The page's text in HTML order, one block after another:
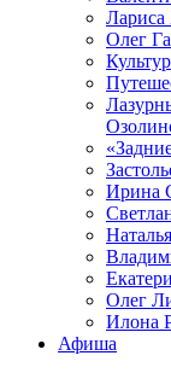
Олег
Ирина
Олег
Илона
Афиша